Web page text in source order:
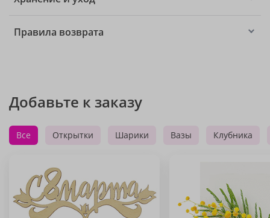
Правила возврата
Добавьте к заказу
Все Открытки Шарики Вазы Клубника